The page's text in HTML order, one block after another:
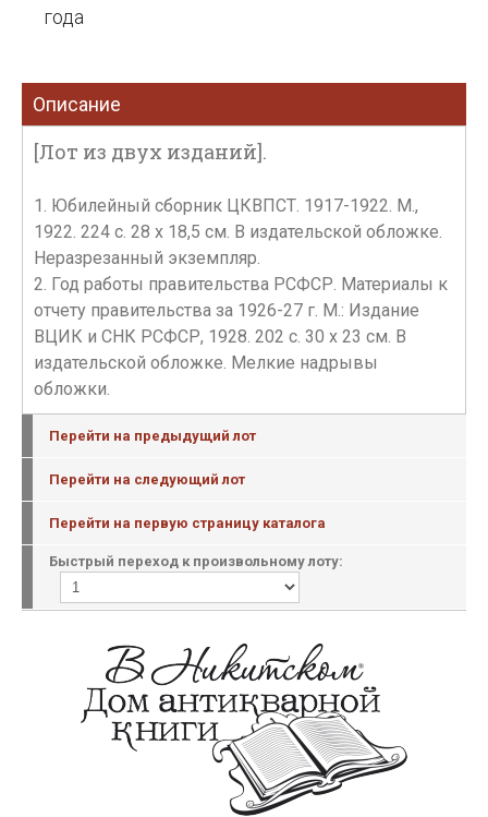
года
Описание
[Лот из двух изданий].
1. Юбилейный сборник ЦКВПСТ. 1917-1922. М.,
1922. 224 с. 28 x 18,5 см. В издательской обложке.
Неразрезанный экземпляр.
2. Год работы правительства РСФСР. Материалы к
отчету правительства за 1926-27 г. М.: Издание
ВЦИК и СНК РСФСР, 1928. 202 c. 30 x 23 см. В
издательской обложке. Мелкие надрывы
обложки.
Перейти на предыдущий лот
Перейти на следующий лот
Перейти на первую страницу каталога
Быстрый переход к произвольному лоту: